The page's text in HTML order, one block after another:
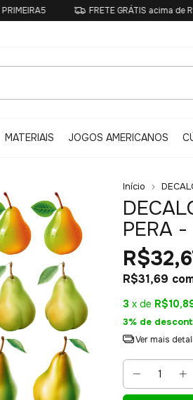
FRETE GRÁTIS acima de R$250
MATERIAIS JOGOS AMERICANOS
Início
PERA
R$31,69
3 x de
3% de
Ver mais